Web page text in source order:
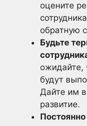
оцените
обратную
Будьте
ожидайте,
будут
Дайте им
развитие.